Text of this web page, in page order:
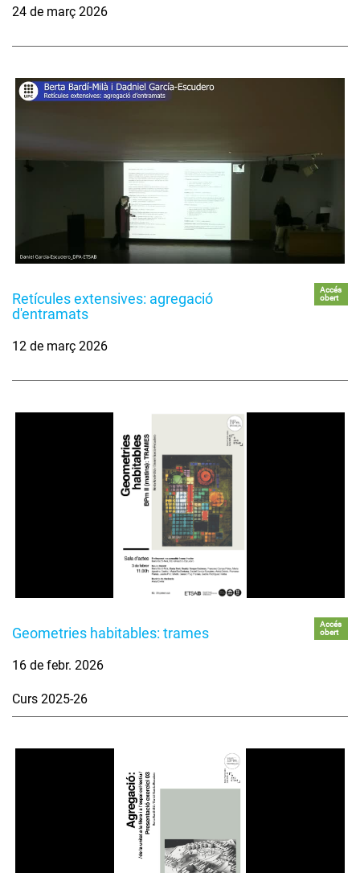
24 de març 2026
Retícules extensives: agregació
d'entramats
Accés
obert
12 de març 2026
Geometries habitables: trames
Accés
obert
16 de febr. 2026
Curs 2025-26